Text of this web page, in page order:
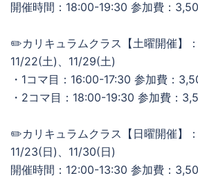
開催時間：18:00-19:30 参加費：
✏️カリキュラムクラス【土曜開催】：
11/22(土)、11/29(土)
・1コマ目：16:00-17:30 参加費：
・2コマ目：18:00-19:30 参加費：
✏️カリキュラムクラス【日曜開催】：
11/23(日)、11/30(日)
開催時間：12:00-13:30 参加費：